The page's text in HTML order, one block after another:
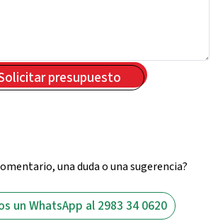
una duda o una sugerencia?
un WhatsApp al 2983 34 0620